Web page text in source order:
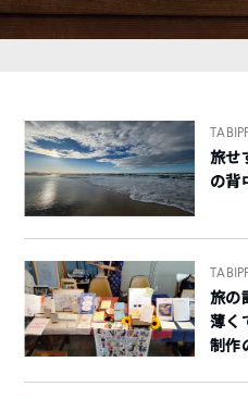
旅せ
の背
旅の
薄く
制作